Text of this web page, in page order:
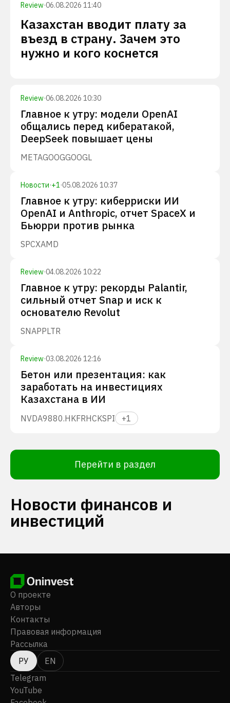
Review·06.08.2026 11:40
Казахстан вводит плату за
въезд в страну. Зачем это
нужно и кого коснется
Review·06.08.2026 10:30
Главное к утру: модели OpenAI
общались перед кибератакой,
DeepSeek повышает цены
METAGOOGGOOGL
Новости·+1·05.08.2026 10:37
Главное к утру: киберриски ИИ
OpenAI и Anthropic, отчет SpaceX и
Бьюрри против рынка
SPCXAMD
Review·04.08.2026 10:22
Главное к утру: рекорды Palantir,
сильный отчет Snap и иск к
основателю Revolut
SNAPPLTR
Review·03.08.2026 12:16
Бетон или презентация: как
заработать на инвестициях
Казахстана в ИИ
NVDA9880.HKFRHCKSPI +1
Перейти в раздел
Новости финансов и
инвестиций
О проекте
Авторы
Контакты
Правовая информация
Рассылка
РУ
EN
Telegram
YouTube